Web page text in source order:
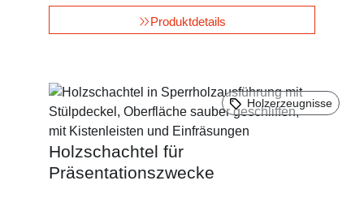
Produktdetails
Holzerzeugnisse
Holzschachtel für
Präsentationszwecke